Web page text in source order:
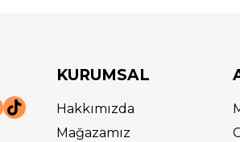
KURUMSAL
Hakkımızda
Mağazamız